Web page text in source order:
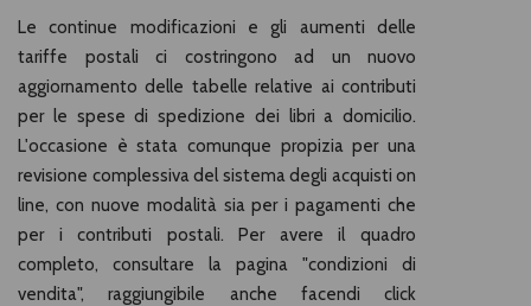
Le continue modificazioni e gli aumenti delle
tariffe postali ci costringono ad un nuovo
aggiornamento delle tabelle relative ai contributi
per le spese di spedizione dei libri a domicilio.
L'occasione è stata comunque propizia per una
revisione complessiva del sistema degli acquisti on
line, con nuove modalità sia per i pagamenti che
per i contributi postali. Per avere il quadro
completo, consultare la pagina "condizioni di
vendita", raggiungibile anche facendi click